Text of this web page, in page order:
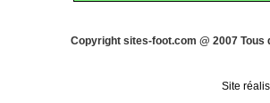
Copyright sites-foot.com @ 2007
Site